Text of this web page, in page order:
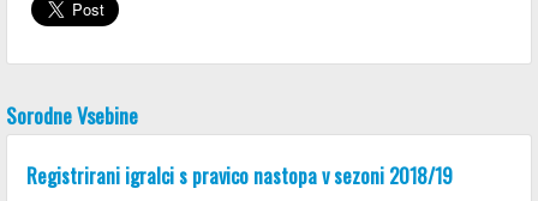
Sorodne Vsebine
Registrirani igralci s pravico nastopa v sezoni 2018/19